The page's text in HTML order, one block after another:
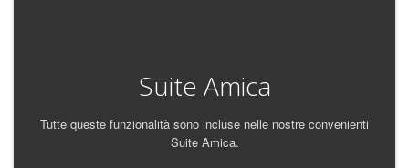
Suite Amica
Tutte queste funzionalità sono incluse nelle nostre convenienti
Suite Amica.